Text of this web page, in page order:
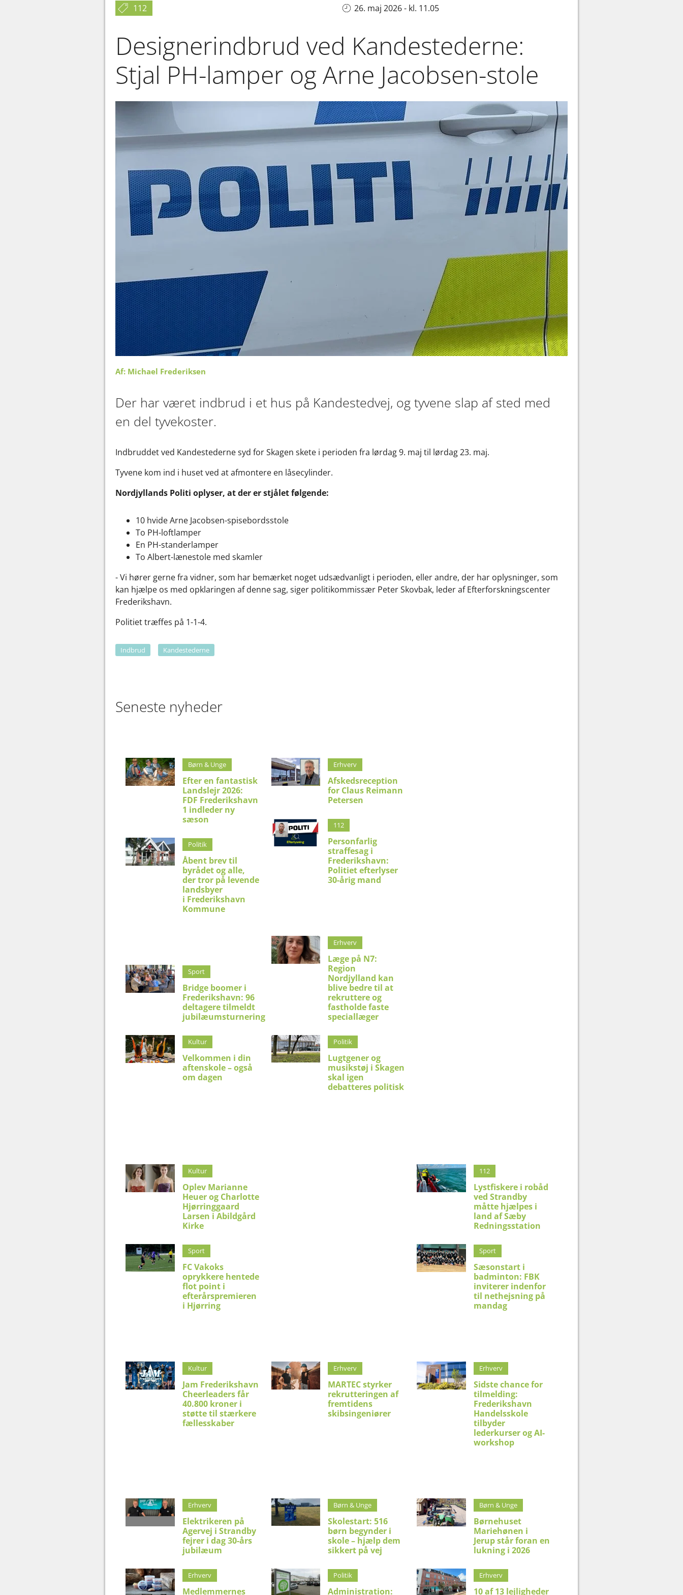
112 26. maj 2026 - kl. 11.05
Designerindbrud ved Kandestederne:
Stjal PH-lamper og Arne Jacobsen-stole
Af: Michael Frederiksen
Der har været indbrud i et hus på Kandestedvej, og tyvene slap af sted med
en del tyvekoster.
Indbruddet ved Kandestederne syd for Skagen skete i perioden fra lørdag 9. maj til lørdag 23. maj.
Tyvene kom ind i huset ved at afmontere en låsecylinder.
Nordjyllands Politi oplyser, at der er stjålet følgende:
10 hvide Arne Jacobsen-spisebordsstole
To PH-loftlamper
En PH-standerlamper
To Albert-lænestole med skamler
- Vi hører gerne fra vidner, som har bemærket noget udsædvanligt i perioden, eller andre, der har oplysninger, som
kan hjælpe os med opklaringen af denne sag, siger politikommissær Peter Skovbak, leder af Efterforskningscenter
Frederikshavn.
Politiet træffes på 1-1-4.
Indbrud Kandestederne
Seneste nyheder
Børn & Unge
Efter en fantastisk
Landslejr 2026:
FDF Frederikshavn
1 indleder ny
sæson
Politik
Åbent brev til
byrådet og alle,
der tror på levende
landsbyer
i Frederikshavn
Kommune
Sport
Bridge boomer i
Frederikshavn: 96
deltagere tilmeldt
jubilæumsturnering
Kultur
Velkommen i din
aftenskole – også
om dagen
Erhverv
Afskedsreception
for Claus Reimann
Petersen
112
Personfarlig
straffesag i
Frederikshavn:
Politiet efterlyser
30-årig mand
Erhverv
Læge på N7:
Region
Nordjylland kan
blive bedre til at
rekruttere og
fastholde faste
speciallæger
Politik
Lugtgener og
musikstøj i Skagen
skal igen
debatteres politisk
Kultur
Oplev Marianne
Heuer og Charlotte
Hjørringgaard
Larsen i Abildgård
Kirke
Sport
FC Vakoks
oprykkere hentede
flot point i
efterårspremieren
i Hjørring
112
Lystfiskere i robåd
ved Strandby
måtte hjælpes i
land af Sæby
Redningsstation
Sport
Sæsonstart i
badminton: FBK
inviterer indenfor
til nethejsning på
mandag
Kultur
Jam Frederikshavn
Cheerleaders får
40.800 kroner i
støtte til stærkere
fællesskaber
Erhverv
MARTEC styrker
rekrutteringen af
fremtidens
skibsingeniører
Erhverv
Sidste chance for
tilmelding:
Frederikshavn
Handelsskole
tilbyder
lederkurser og AI-
workshop
Erhverv
Elektrikeren på
Agervej i Strandby
fejrer i dag 30-års
jubilæum
Erhverv
Medlemmernes
Børn & Unge
Skolestart: 516
børn begynder i
skole – hjælp dem
sikkert på vej
Politik
Administration:
Børn & Unge
Børnehuset
Mariehønen i
Jerup står foran en
lukning i 2026
Erhverv
10 af 13 lejligheder